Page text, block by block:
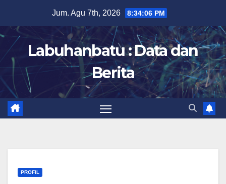
content
Jum. Agu 7th, 2026 8:34:07 PM
Labuhanbatu : Data dan
Berita
PROFIL